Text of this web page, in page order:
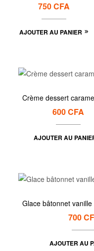
750CFA
AJOUTER AU PANIER
Crème dessert
600CFA
AJOUTER AU
Glace bâtonnet
700
AJOUTER AU